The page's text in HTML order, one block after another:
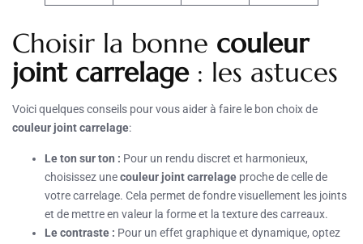
Choisir la bonne couleur
joint carrelage: les astuces
Voici quelques conseils pour vous aider à faire le bon choix de
couleur joint carrelage:
Le ton sur ton : Pour un rendu discret et harmonieux,
choisissez unecouleur joint carrelage proche de celle de
votre carrelage. Cela permet de fondre visuellement les joints
et de mettre en valeur la forme et la texture des carreaux.
Le contraste : Pour un effet graphique et dynamique, optez